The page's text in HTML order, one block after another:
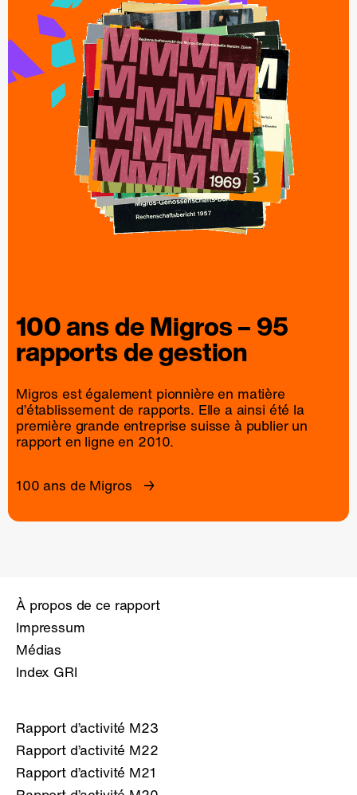
100 ans deMigros– 95
rapportsdegestion
Migros est également pionnière en matière
d’établissement de rapports. Elle a ainsi été la
première grande entreprise suisse à publier un
rapport en ligne en 2010.
100 ans de Migros
À propos de ce rapport
Impressum
Médias
Index GRI
Rapport d’activité M23
Rapport d’activité M22
Rapport d’activité M21